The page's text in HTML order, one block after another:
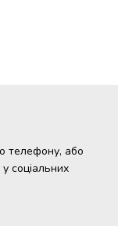
телефону, або
соціальних